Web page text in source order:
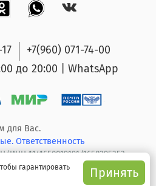
+7(960) 071-74-00
до 20:00 | WhatsApp
для Вас.
Ответственность
1141650019191/1650295353
гарантировать
Принять